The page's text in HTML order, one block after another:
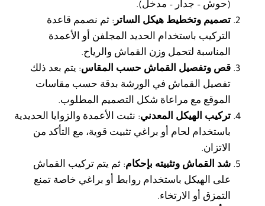
(حوش – جدار – مدخل).
تصميم وتخطيط هيكل الساتر: ثم نصمم قاعدة
التركيب باستخدام الحديد المجلفن أو الأعمدة
المناسبة لتحمل وزن القماش والرياح.
قص وتفصيل القماش حسب المقاس: يتم بعد ذلك
تفصيل القماش في الورشة بدقة حسب مقاسات
الموقع مع مراعاة شكل التصميم المطلوب.
تركيب الهيكل المعدني: نثبت الأعمدة والزوايا الحديدية
باستخدام لحام أو براغي تثبيت قوية، مع التأكد من
الاتزان.
شد القماش وتثبيته بإحكام: ثم يتم تركيب القماش
على الهيكل باستخدام روابط أو براغي خاصة تمنع
التمزق أو الارتخاء.